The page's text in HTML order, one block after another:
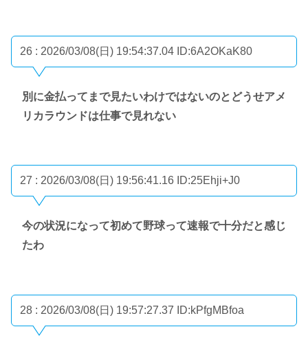
26 : 2026/03/08(日) 19:54:37.04 ID:6A2OKaK80
別に金払ってまで見たいわけではないのとどうせアメ
リカラウンドは仕事で見れない
27 : 2026/03/08(日) 19:56:41.16 ID:25Ehji+J0
今の状況になって初めて野球って速報で十分だと感じ
たわ
28 : 2026/03/08(日) 19:57:27.37 ID:kPfgMBfoa